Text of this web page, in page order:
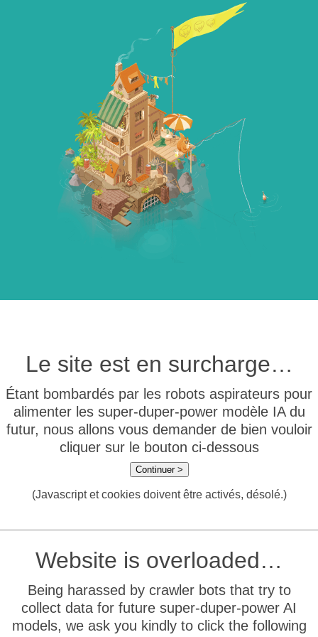
Le site est en surcharge…
Étant bombardés par les robots aspirateurs pour
alimenter les super-duper-power modèle IA du
futur, nous allons vous demander de bien vouloir
cliquer sur le bouton ci-dessous
Continuer >
(Javascript et cookies doivent être activés, désolé.)
Website is overloaded…
Being harassed by crawler bots that try to
collect data for future super-duper-power AI
models, we ask you kindly to click the following